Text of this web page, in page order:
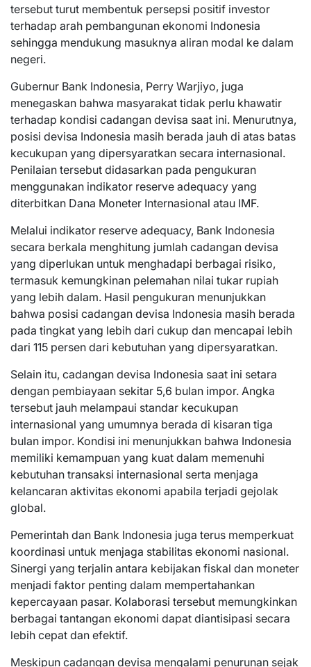
tersebut turut membentuk persepsi positif investor
terhadap arah pembangunan ekonomi Indonesia
sehingga mendukung masuknya aliran modal ke dalam
negeri.
Gubernur Bank Indonesia, Perry Warjiyo, juga
menegaskan bahwa masyarakat tidak perlu khawatir
terhadap kondisi cadangan devisa saat ini. Menurutnya,
posisi devisa Indonesia masih berada jauh di atas batas
kecukupan yang dipersyaratkan secara internasional.
Penilaian tersebut didasarkan pada pengukuran
menggunakan indikator reserve adequacy yang
diterbitkan Dana Moneter Internasional atau IMF.
Melalui indikator reserve adequacy, Bank Indonesia
secara berkala menghitung jumlah cadangan devisa
yang diperlukan untuk menghadapi berbagai risiko,
termasuk kemungkinan pelemahan nilai tukar rupiah
yang lebih dalam. Hasil pengukuran menunjukkan
bahwa posisi cadangan devisa Indonesia masih berada
pada tingkat yang lebih dari cukup dan mencapai lebih
dari 115 persen dari kebutuhan yang dipersyaratkan.
Selain itu, cadangan devisa Indonesia saat ini setara
dengan pembiayaan sekitar 5,6 bulan impor. Angka
tersebut jauh melampaui standar kecukupan
internasional yang umumnya berada di kisaran tiga
bulan impor. Kondisi ini menunjukkan bahwa Indonesia
memiliki kemampuan yang kuat dalam memenuhi
kebutuhan transaksi internasional serta menjaga
kelancaran aktivitas ekonomi apabila terjadi gejolak
global.
Pemerintah dan Bank Indonesia juga terus memperkuat
koordinasi untuk menjaga stabilitas ekonomi nasional.
Sinergi yang terjalin antara kebijakan fiskal dan moneter
menjadi faktor penting dalam mempertahankan
kepercayaan pasar. Kolaborasi tersebut memungkinkan
berbagai tantangan ekonomi dapat diantisipasi secara
lebih cepat dan efektif.
Meskipun cadangan devisa mengalami penurunan sejak